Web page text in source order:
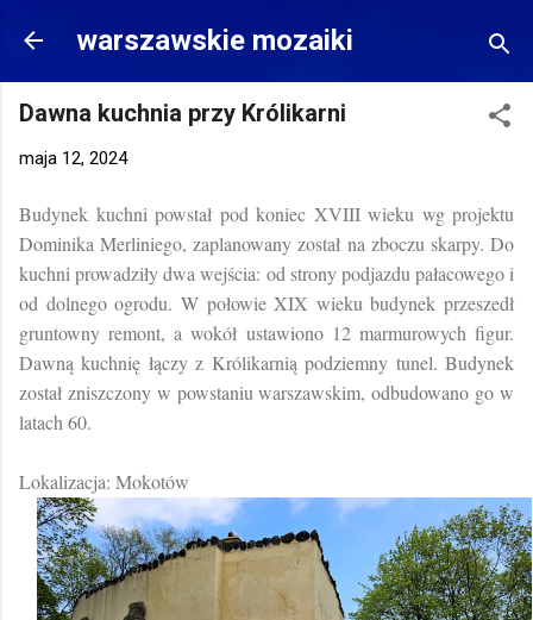
Przejdź do głównej zawartości
warszawskie mozaiki
Dawna kuchnia przy Królikarni
maja 12, 2024
Budynek kuchni powstał pod koniec XVIII wieku wg projektu
Dominika Merliniego, zaplanowany został na zboczu skarpy. Do
kuchni prowadziły dwa wejścia: od strony podjazdu pałacowego i
od dolnego ogrodu. W połowie XIX wieku budynek przeszedł
gruntowny remont, a wokół ustawiono 12 marmurowych figur.
Dawną kuchnię łączy z Królikarnią podziemny tunel. Budynek
został zniszczony w powstaniu warszawskim, odbudowano go w
latach 60.
Lokalizacja: Mokotów